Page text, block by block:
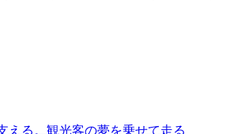
える。観光客の夢を乗せて走る